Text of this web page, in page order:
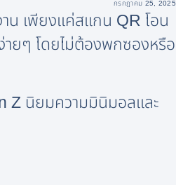
กรกฎาคม 25, 2025
น เพียงแค่สแกน QR โอน
ายๆ โดยไม่ต้องพกซองหรือ
Z นิยมความมินิมอลและ